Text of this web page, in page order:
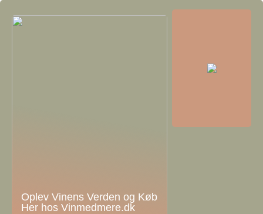
Oplev Vinens Verden og Køb
Her hos Vinmedmere.dk